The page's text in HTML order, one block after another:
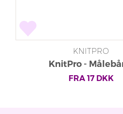
KNITPRO
KnitPro -
FRA 17DKK